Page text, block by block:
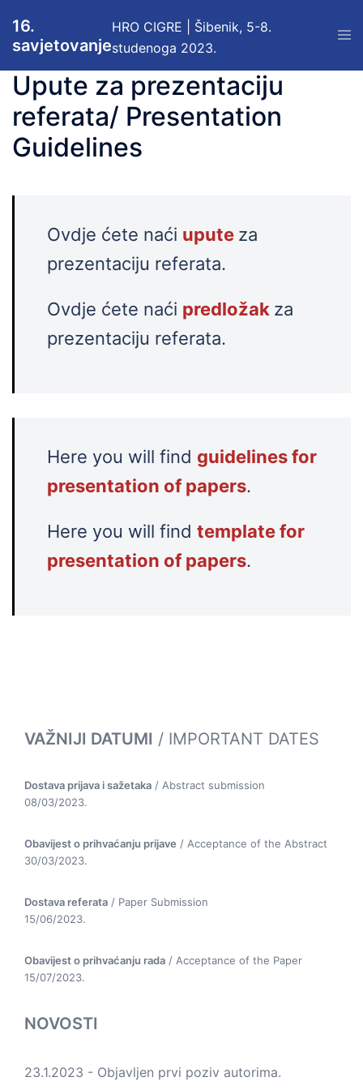
content
16.
savjetovanje
HRO CIGRE | Šibenik, 5-8.
studenoga 2023.
Upute za prezentaciju
referata/ Presentation
Guidelines
Ovdje ćete naći upute za
prezentaciju referata.
Ovdje ćete naći predložak za
prezentaciju referata.
Here you will find guidelines for
presentation of papers.
Here you will find template for
presentation of papers.
VAŽNIJI DATUMI / IMPORTANT DATES
Dostava prijava i sažetaka / Abstract submission
08/03/2023.
Obavijest o prihvaćanju prijave / Acceptance of the Abstract
30/03/2023.
Dostava referata / Paper Submission
15/06/2023.
Obavijest o prihvaćanju rada / Acceptance of the Paper
15/07/2023.
NOVOSTI
23.1.2023 - Objavljen prvi poziv autorima.